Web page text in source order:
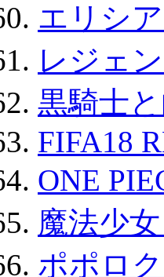
エリシ
レジェ
黒騎士
FIFA18
ONE
魔法少
ポポロ